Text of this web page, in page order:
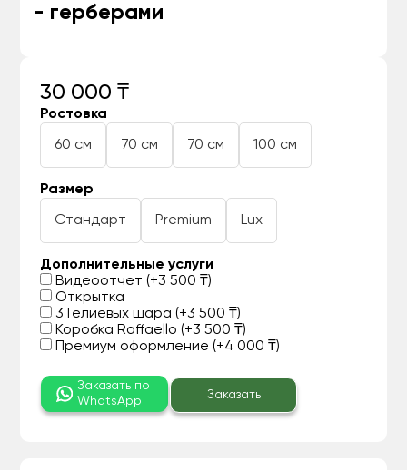
- герберами
30 000 ₸
Ростовка
60 см 70 см 70 см 100 см
Размер
Стандарт Premium Lux
Дополнительные услуги
Видеоотчет (+3 500 ₸)
Открытка
3 Гелиевых шара (+3 500 ₸)
Коробка Raffaello (+3 500 ₸)
Премиум оформление (+4 000 ₸)
Заказать по
WhatsApp
Заказать